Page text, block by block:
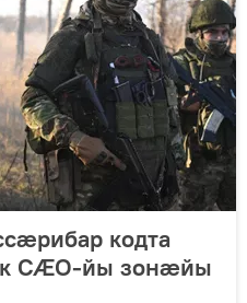
кодта
СӔО-йы зонӕйы